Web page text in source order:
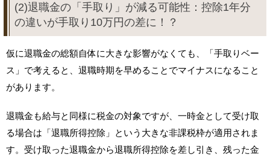
(2)退職金の「手取り」が減る可能性：控除1年分
の違いが手取り10万円の差に！？
仮に退職金の総額自体に大きな影響がなくても、「手取りベー
ス」で考えると、退職時期を早めることでマイナスになること
があります。
退職金も給与と同様に税金の対象ですが、一時金として受け取
る場合は「退職所得控除」という大きな非課税枠が適用されま
す。受け取った退職金から退職所得控除を差し引き、残った金